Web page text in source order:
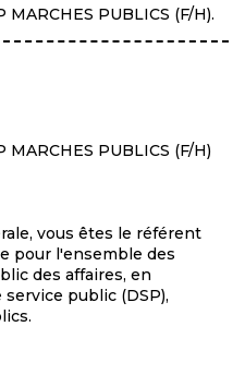
MARCHES PUBLICS (F/H).
MARCHES PUBLICS (F/H)
vous êtes le référent
pour l'ensemble des
des affaires, en
public (DSP),